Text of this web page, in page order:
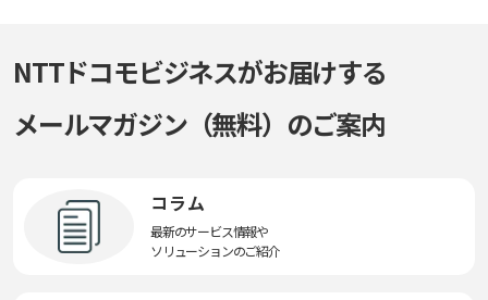
NTTドコモビジネスがお届けする
メールマガジン（無料）のご案内
コラム
最新のサービス情報や
ソリューションのご紹介